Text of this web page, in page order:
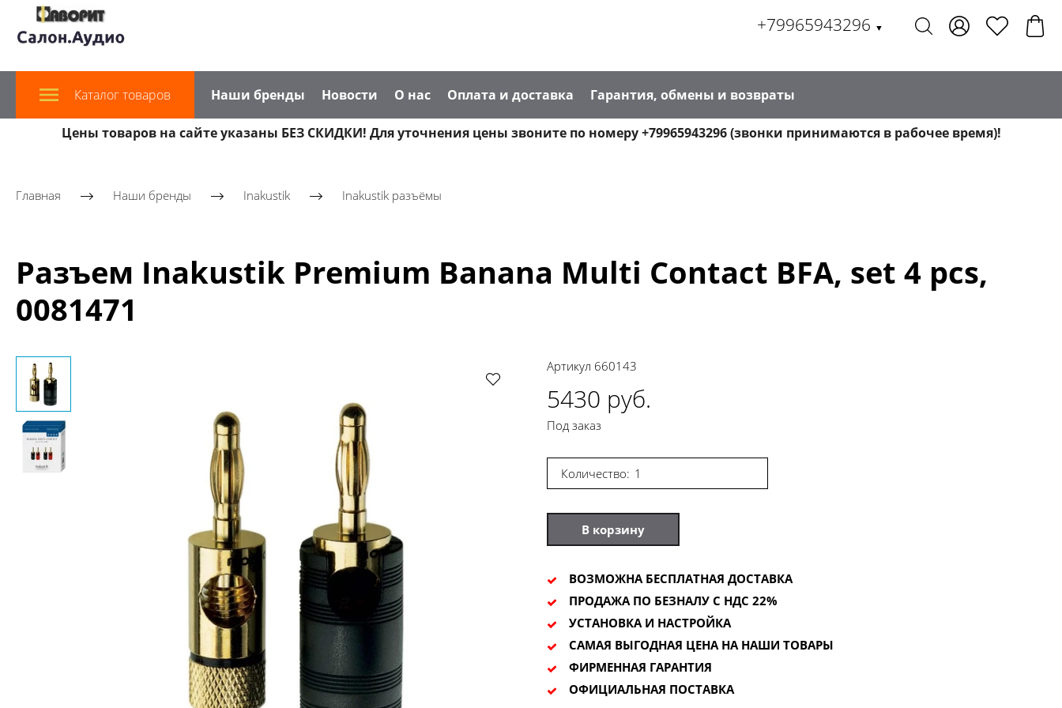
+79965943296 ▼
Каталог товаров Наши бренды Новости О нас Оплата и доставка Гарантия, обмены и возвраты
Цены товаров на сайте указаны БЕЗ СКИДКИ! Для уточнения цены звоните по номеру +79965943296 (звонки принимаются в рабочее время)!
Главная Наши бренды Inakustik Inakustik разъёмы
Разъем Inakustik Premium Banana Multi Contact BFA, set 4 pcs,
0081471
Артикул 660143
5430 руб.
Под заказ
Количество:
В корзину
ВОЗМОЖНА БЕСПЛАТНАЯ ДОСТАВКА
ПРОДАЖА ПО БЕЗНАЛУ С НДС 22%
УСТАНОВКА И НАСТРОЙКА
САМАЯ ВЫГОДНАЯ ЦЕНА НА НАШИ ТОВАРЫ
ФИРМЕННАЯ ГАРАНТИЯ
ОФИЦИАЛЬНАЯ ПОСТАВКА